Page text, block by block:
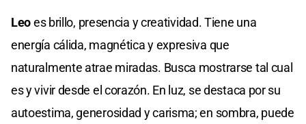
Leoes brillo, presencia y creatividad. Tiene una
energía cálida, magnética y expresiva que
naturalmente atrae miradas. Busca mostrarse tal cual
es y vivir desde el corazón. En luz, se destaca por su
autoestima, generosidad y carisma; en sombra, puede